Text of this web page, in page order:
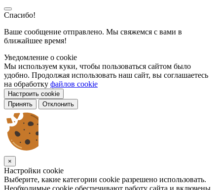
Спасибо!
Ваше сообщение отправлено. Мы свяжемся с вами в
ближайшее время!
Уведомление о cookie
Мы используем куки, чтобы пользоваться сайтом было
удобно. Продолжая использовать наш сайт, вы соглашаетесь
на обработку файлов cookie
Настроить cookie
Принять
Отклонить
×
Настройки cookie
Выберите, какие категории cookie разрешено использовать.
Необходимые cookie обеспечивают работу сайта и включены